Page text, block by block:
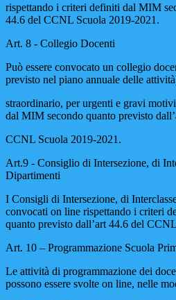
rispettando i criteri definiti dal MIM
44.6 del CCNL Scuola 2019-2021.
Art. 8 - Collegio Docenti
Può essere convocato un collegio
previsto nel piano annuale delle
straordinario, per urgenti e gravi
dal MIM secondo quanto previsto
CCNL Scuola 2019-2021.
Art.9 - Consiglio di Intersezione, di
Dipartimenti
I Consigli di Intersezione, di
convocati on line rispettando i criteri
quanto previsto dall’art 44.6 del
Art. 10 – Programmazione Scuola
Le attività di programmazione dei
possono essere svolte on line, nelle